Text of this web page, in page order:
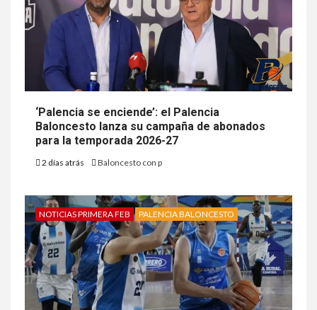
‘Palencia se enciende’: el Palencia
Baloncesto lanza su campaña de abonados
para la temporada 2026-27
2 días atrás Baloncesto con p
NOTICIAS PRIMERA FEB PALENCIA BALONCESTO